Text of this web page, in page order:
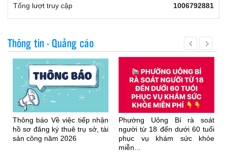
Tổng lượt truy cập
1006792881
Thông tin - Quảng cáo
Thông báo Về việc tiếp nhận
hồ sơ đăng ký thuê trụ sở, tài
sản công năm 2026
Phường Uông Bí rà soát
người từ 18 đến dưới 60 tuổi
phục vụ khám sức khỏe
miễn...